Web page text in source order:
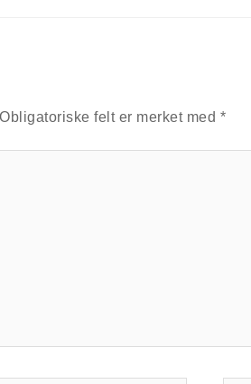
Obligatoriske felt er merket med *